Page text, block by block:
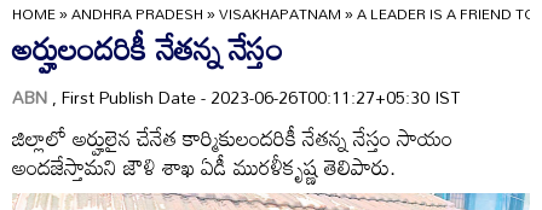
HOME»ANDHRA PRADESH»VISAKHAPATNAM»A LEADER IS A FRIEND
అర్హులందరికీ నేతన్న నేస్తం
ABN, First Publish Date - 2023-06-26T00:11:27+05:30 IST
జిల్లాలో అర్హులైన చేనేత కార్మికులందరికీ నేతన్న నేస్తం సాయం
అందజేస్తామని జౌళి శాఖ ఏడీ మురళీకృష్ణ తెలిపారు.